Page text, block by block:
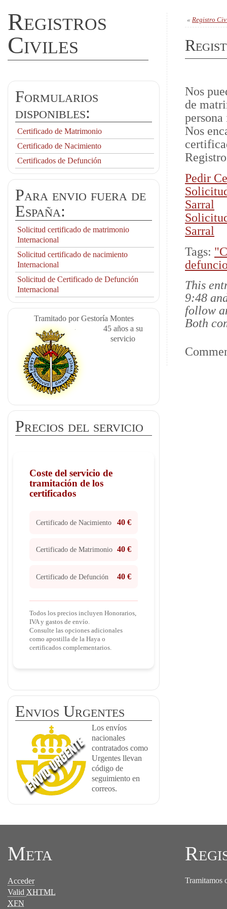
Registros
Civiles
« Registro
Nos
de
Nos
Pedir
Sarral
Sarral
Tags:
This
9:48
follow
Both
Formularios
disponibles:
Certificado de Matrimonio
Certificado de Nacimiento
Certificados de Defunción
Para envio fuera de
España:
Solicitud certificado de matrimonio
Internacional
Solicitud certificado de nacimiento
Internacional
Solicitud de Certificado de Defunción
Internacional
Tramitado por Gestoría Montes
45 años a su
servicio
Precios del servicio
Coste del servicio de
tramitación de los
certificados
Certificado de Nacimiento 40 €
Certificado de Matrimonio 40 €
Certificado de Defunción 40 €
Todos los precios incluyen Honorarios,
IVA y gastos de envío.
Consulte las opciones adicionales
como apostilla de la Haya o
certificados complementarios.
Envios Urgentes
Los envíos
nacionales
contratados como
Urgentes llevan
código de
seguimiento en
correos.
Meta
Acceder
Valid XHTML
XFN
Tramitamos